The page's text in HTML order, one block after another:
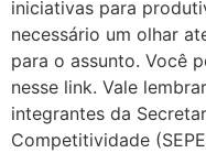
iniciativas para
necessário um olhar
para o assunto. Você
nesse link. Vale
integrantes da
Competitividade